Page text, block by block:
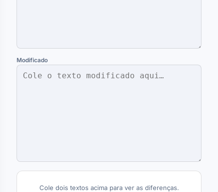
Modificado
Cole dois textos acima para ver as diferenças.